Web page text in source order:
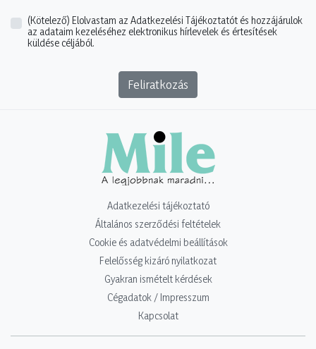
(Kötelező) Elolvastam az Adatkezelési Tájékoztatót és hozzájárulok
az adataim kezeléséhez elektronikus hírlevelek és értesítések
küldése céljából.
Feliratkozás
Adatkezelési tájékoztató
Általános szerződési feltételek
Cookie és adatvédelmi beállítások
Felelősség kizáró nyilatkozat
Gyakran ismételt kérdések
Cégadatok / Impresszum
Kapcsolat